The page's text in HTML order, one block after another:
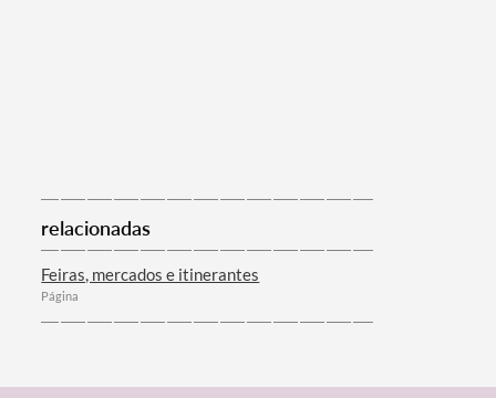
relacionadas
Feiras, mercados e itinerantes
Página